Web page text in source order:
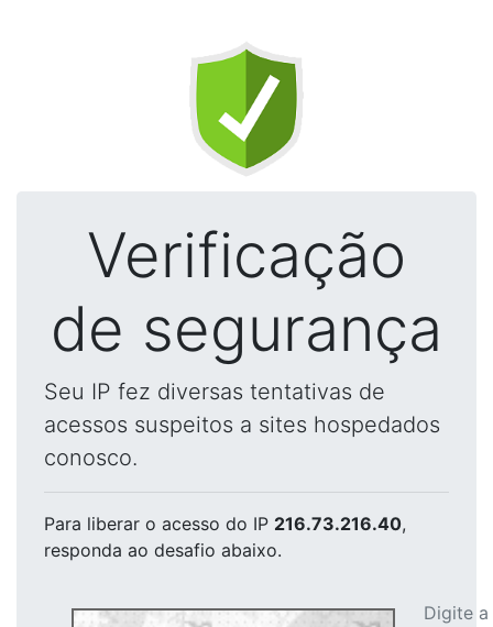
Verificação
de segurança
Seu IP fez diversas tentativas de
acessos suspeitos a sites hospedados
conosco.
Para liberar o acesso do IP 216.73.216.40,
responda ao desafio abaixo.
Digite